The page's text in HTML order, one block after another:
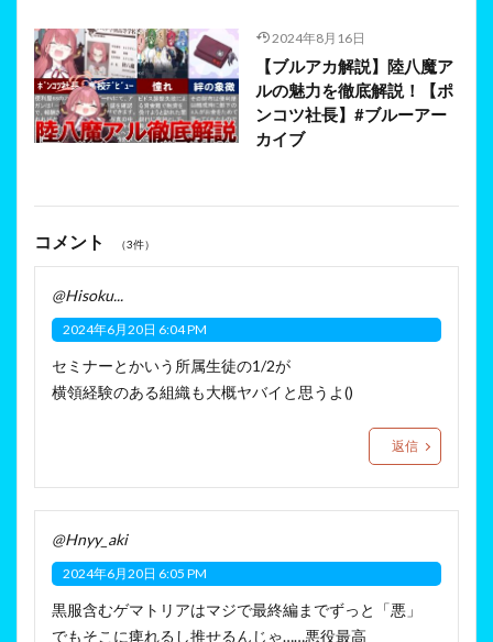
2024年8月16日
【ブルアカ解説】陸八魔ア
ルの魅力を徹底解説！【ポ
ンコツ社長】#ブルーアー
カイブ
コメント （3件）
@Hisoku...
2024年6月20日 6:04 PM
セミナーとかいう所属生徒の1/2が
横領経験のある組織も大概ヤバイと思うよ()
返信
@Hnyy_aki
2024年6月20日 6:05 PM
黒服含むゲマトリアはマジで最終編までずっと「悪」
でもそこに痺れるし推せるんじゃ……悪役最高